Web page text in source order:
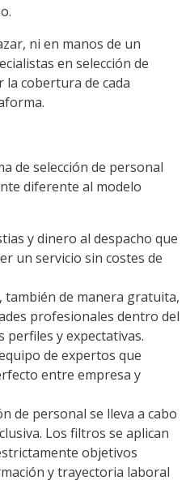
ni en manos de un
en selección de
cobertura de cada
de selección de personal
diferente al modelo
y dinero al despacho que
un servicio sin costes de
también de manera gratuita,
profesionales dentro del
perfiles y expectativas.
de expertos que
entre empresa y
de personal se lleva a cabo
Los filtros se aplican
objetivos
y trayectoria laboral